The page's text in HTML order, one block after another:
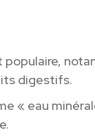
digestifs.
« eau